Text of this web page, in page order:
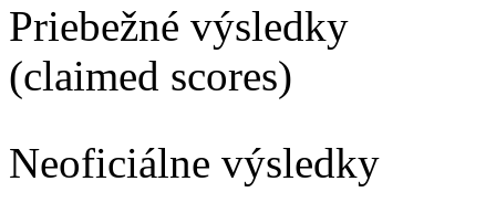
Priebežné výsledky
(claimed scores)
Neoficiálne výsledky